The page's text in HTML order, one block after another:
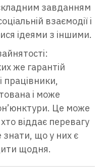
завданням
взаємодії і
ідеями з іншими.
же гарантій
працівники,
і може
Це може
віддає перевагу
знати, що у них є
щодня.